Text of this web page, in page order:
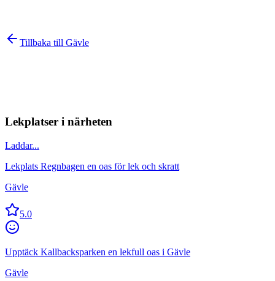
Tillbaka till Gävle
Lekplatser i närheten
Laddar...
Lekplats Regnbagen en oas för lek och skratt
Gävle
5.0
Upptäck Kallbacksparken en lekfull oas i Gävle
Gävle